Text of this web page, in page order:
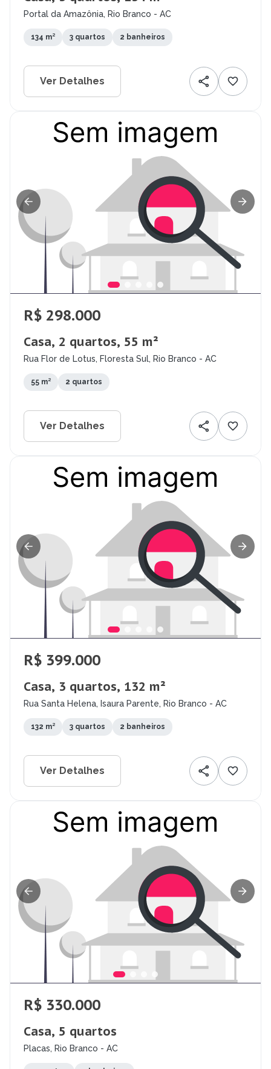
Portal da Amazônia, Rio Branco - AC
134 m² 3 quartos 2 banheiros
Ver Detalhes
R$ 298.000
Casa, 2 quartos, 55 m²
Rua Flor de Lotus, Floresta Sul, Rio Branco - AC
55 m² 2 quartos
Ver Detalhes
R$ 399.000
Casa, 3 quartos, 132 m²
Rua Santa Helena, Isaura Parente, Rio Branco - AC
132 m² 3 quartos 2 banheiros
Ver Detalhes
R$ 330.000
Casa, 5 quartos
Placas, Rio Branco - AC